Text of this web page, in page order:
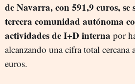
de Navarra, con 591,9 euros, se
tercera comunidad autónoma
actividades de I+D interna por
alcanzando una cifra total
euros.